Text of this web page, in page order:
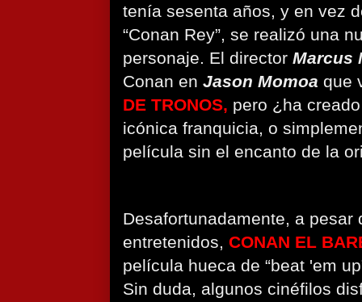
tenía sesenta años, y en vez
“Conan Rey”, se realizó una
personaje. El director Marcus
Conan en Jason Momoa que
DE TRONOS, pero ¿ha
icónica franquicia, o
película sin el encanto de la
Desafortunadamente, a pesar
entretenidos, CONAN EL
película hueca de “beat 'em
Sin duda, algunos cinéfilos